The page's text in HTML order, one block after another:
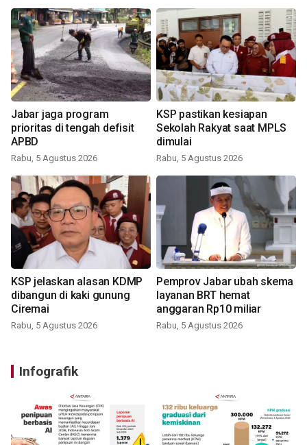
Jabar jaga program
prioritas di tengah defisit
APBD
Rabu, 5 Agustus 2026
KSP pastikan kesiapan
Sekolah Rakyat saat MPLS
dimulai
Rabu, 5 Agustus 2026
KSP jelaskan alasan KDMP
dibangun di kaki gunung
Ciremai
Rabu, 5 Agustus 2026
Pemprov Jabar ubah skema
layanan BRT hemat
anggaran Rp10 miliar
Rabu, 5 Agustus 2026
Infografik